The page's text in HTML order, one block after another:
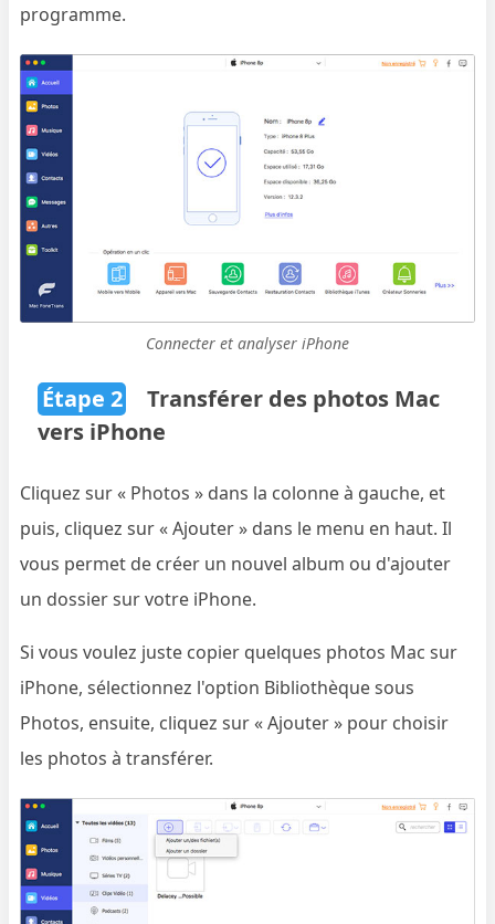
programme.
Connecter et analyser iPhone
Étape 2
Transférer des photos Mac
vers iPhone
Cliquez sur « Photos » dans la colonne à gauche, et
puis, cliquez sur « Ajouter » dans le menu en haut. Il
vous permet de créer un nouvel album ou d'ajouter
un dossier sur votre iPhone.
Si vous voulez juste copier quelques photos Mac sur
iPhone, sélectionnez l'option Bibliothèque sous
Photos, ensuite, cliquez sur « Ajouter » pour choisir
les photos à transférer.